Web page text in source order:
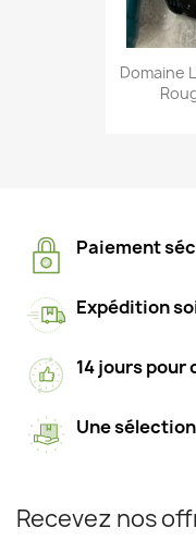
Domaine
Paiement
Expédition
14 jours pour
Une
Recevez nos